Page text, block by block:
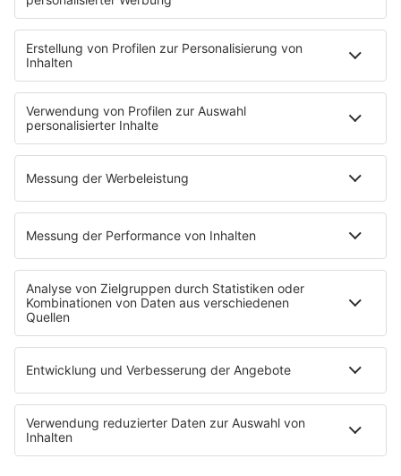
NotAufnahme
"Bewerbung und Karriere"
Aber bitte mit Schlager
Erdbeerkäse
Fitness mit M.A.R.K
Glück in Worten
Todesursache
Niemand muss ein Promi sein
PROGRAMM
Mit den Waffeln einer Frau
SERVICE
Empfang
barba radio App
Impressum
Datenschutz
Datenschutz Facebook & Instagram
Datenschutzeinstellungen
Clubbedingungen